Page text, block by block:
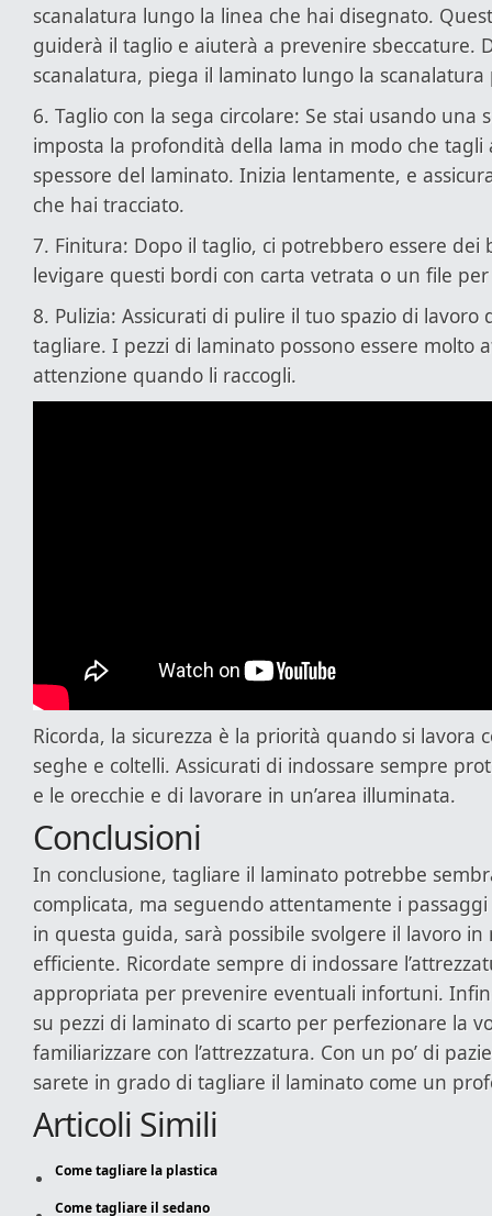
scanalatura lungo la linea che hai disegnato.
guiderà il taglio e aiuterà a prevenire sbeccature.
scanalatura, piega il laminato lungo la scanalatura
6. Taglio con la sega circolare: Se stai usando una
imposta la profondità della lama in modo che tagli
spessore del laminato. Inizia lentamente, e
che hai tracciato.
7. Finitura: Dopo il taglio, ci potrebbero essere dei
levigare questi bordi con carta vetrata o un file
8. Pulizia: Assicurati di pulire il tuo spazio di lavoro
tagliare. I pezzi di laminato possono essere molto
attenzione quando li raccogli.
Ricorda, la sicurezza è la priorità quando si lavora
seghe e coltelli. Assicurati di indossare sempre
e le orecchie e di lavorare in un’area illuminata.
Conclusioni
In conclusione, tagliare il laminato potrebbe
complicata, ma seguendo attentamente i
in questa guida, sarà possibile svolgere il lavoro in
efficiente. Ricordate sempre di indossare
appropriata per prevenire eventuali infortuni.
su pezzi di laminato di scarto per perfezionare la
familiarizzare con l’attrezzatura. Con un po’ di
sarete in grado di tagliare il laminato come un
Articoli Simili
Come tagliare la plastica
Come tagliare il sedano